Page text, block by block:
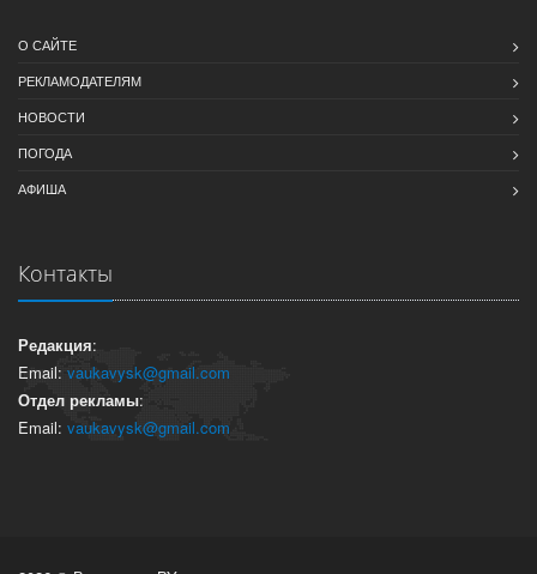
О САЙТЕ
РЕКЛАМОДАТЕЛЯМ
НОВОСТИ
ПОГОДА
АФИША
Контакты
Редакция:
Email: vaukavysk@gmail.com
Отдел рекламы:
Email: vaukavysk@gmail.com